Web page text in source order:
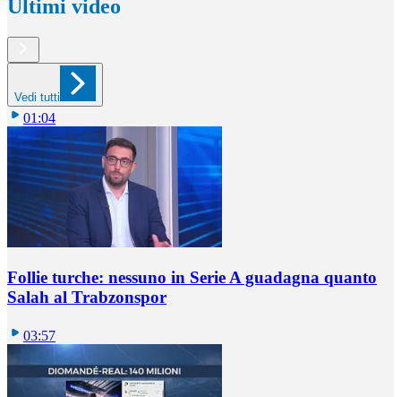
Ultimi video
Vedi tutti
01:04
Follie turche: nessuno in Serie A guadagna quanto
Salah al Trabzonspor
03:57